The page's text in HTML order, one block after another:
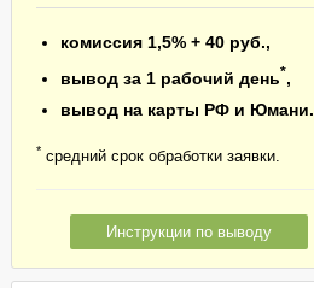
комиссия 1,5% + 40 руб.,
вывод за 1 рабочий день*,
вывод на карты РФ и Юмани.
* средний срок обработки заявки.
Инструкции по выводу